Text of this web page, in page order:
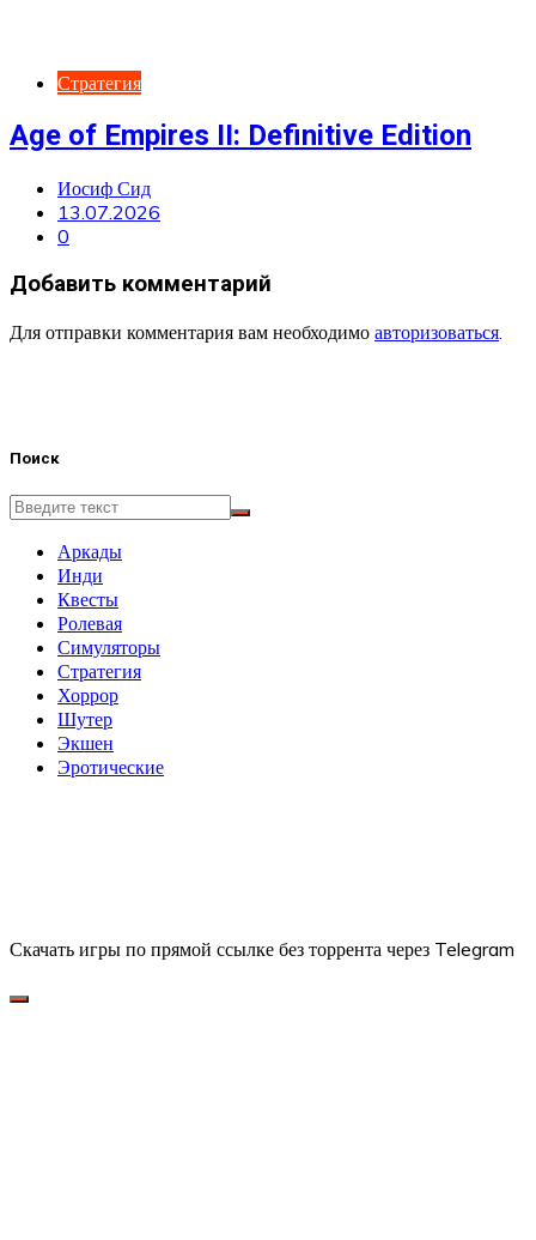
Стратегия
Age of Empires II: Definitive Edition
Иосиф Сид
13.07.2026
0
Добавить комментарий
Для отправки комментария вам необходимо авторизоваться
Поиск
Аркады
Инди
Квесты
Ролевая
Симуляторы
Стратегия
Хоррор
Шутер
Экшен
Эротические
Скачать игры по прямой ссылке без торрента через Telegram